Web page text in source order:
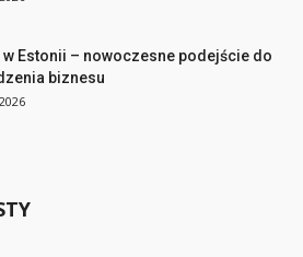
w Estonii – nowoczesne podejście do
biznesu